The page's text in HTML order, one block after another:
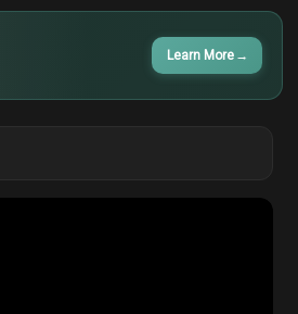
Learn More →